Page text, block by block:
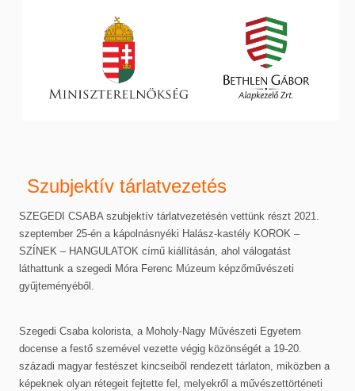
Szubjektív tárlatvezetés
SZEGEDI CSABA szubjektív tárlatvezetésén vettünk részt 2021.
szeptember 25-én a kápolnásnyéki Halász-kastély KOROK –
SZÍNEK – HANGULATOK című kiállításán, ahol válogatást
láthattunk a szegedi Móra Ferenc Múzeum képzőművészeti
gyűjteményéből.
Szegedi Csaba kolorista, a Moholy-Nagy Művészeti Egyetem
docense a festő szemével vezette végig közönségét a 19-20.
századi magyar festészet kincseiből rendezett tárlaton, miközben a
képeknek olyan rétegeit fejtette fel, melyekről a művészettörténeti